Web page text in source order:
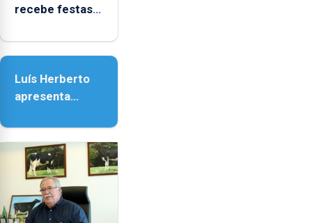
recebe festas
Nossa Senhora
Luís Herberto
apresenta
Paisagem’